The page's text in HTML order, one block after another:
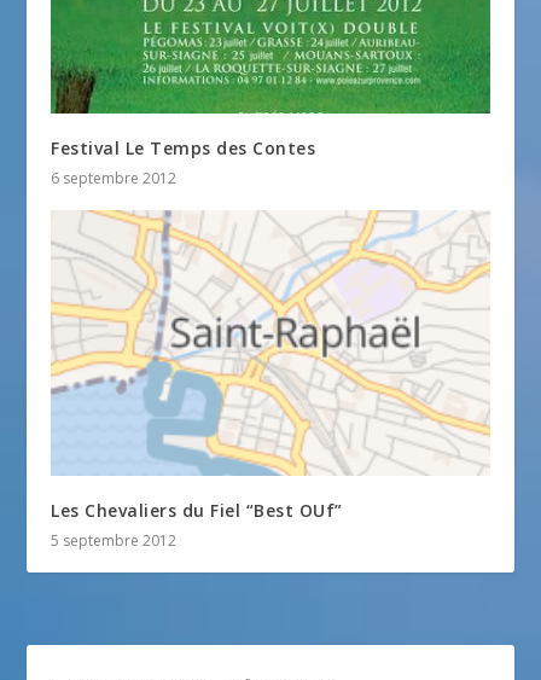
Festival Le Temps des Contes
6 septembre 2012
Les Chevaliers du Fiel “Best OUf”
5 septembre 2012